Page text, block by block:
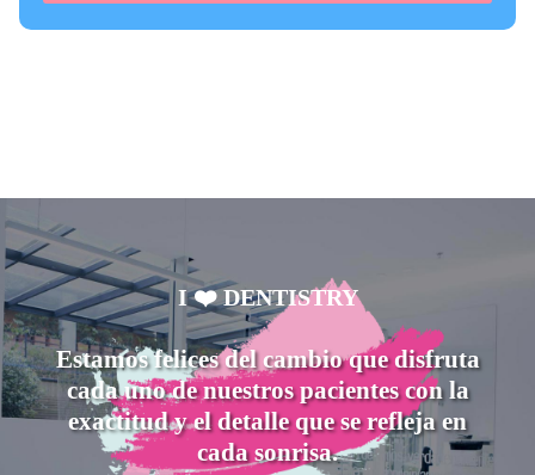
I ❤️ DENTISTRY
Estamos felices del cambio que disfruta
cada uno de nuestros pacientes con la
exactitud y el detalle que se refleja en
cada sonrisa.